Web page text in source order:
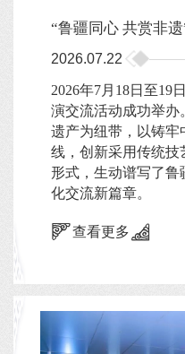
“鲁疆同心 共赏非
2026.07.22
2026年7月18日至19
演交流活动成功举办
遗产为纽带，以铸牢
线，创新采用传统技
形式，生动谱写了鲁
化交流新篇章。
查看更多